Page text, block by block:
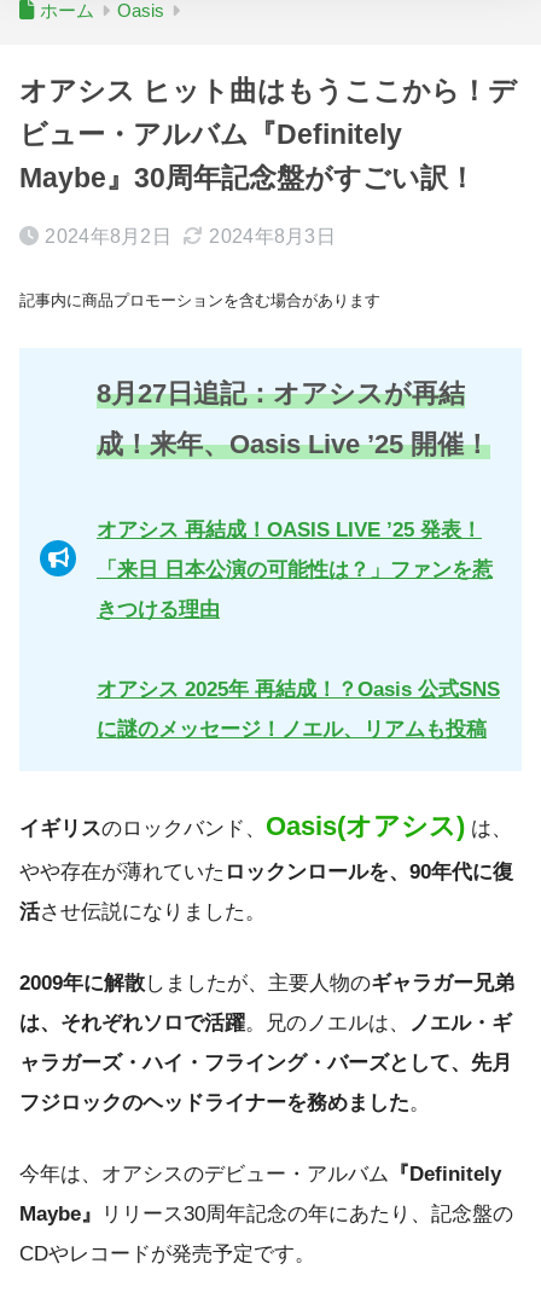
ホーム Oasis
オアシス ヒット曲はもうここから！デ
ビュー・アルバム『Definitely
Maybe』30周年記念盤がすごい訳！
2024年8月2日 2024年8月3日
記事内に商品プロモーションを含む場合があります
8月27日追記：オアシスが再結
成！来年、Oasis Live ’25 開催！
オアシス 再結成！OASIS LIVE ’25 発表！
「来日 日本公演の可能性は？」ファンを惹
きつける理由
オアシス 2025年 再結成！？Oasis 公式SNS
に謎のメッセージ！ノエル、リアムも投稿
イギリスのロックバンド、 Oasis(オアシス) は、
やや存在が薄れていた ロックンロールを、90年代に復
活させ伝説になりました。
2009年に解散しましたが、主要人物のギャラガー兄弟
は、それぞれソロで活躍。兄のノエルは、
ノエル・ギ
ャラガーズ・ハイ・フライング・バーズとして、先月
フジロックのヘッドライナーを務めました。
今年は、オアシスのデビュー・アルバム
『Definitely
Maybe』
リリース30周年記念の年にあたり、記念盤の
CDやレコードが発売予定です。